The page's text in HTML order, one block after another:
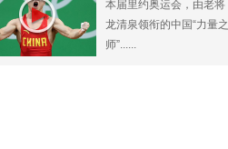
本届里约奥运会，由老将
龙清泉领衔的中国“力量之
师”......